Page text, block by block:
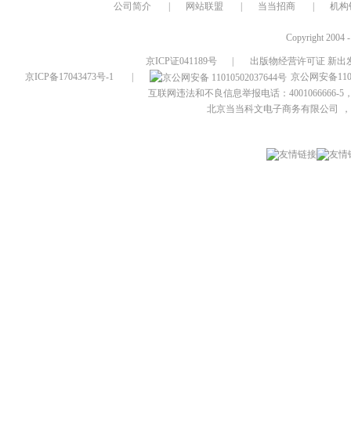
公司简介 网站联盟 当当招商 机构
Copyright 2004
京ICP证041189号
出版物经营许可证 新出
京ICP备17043473号-1
京公网安备
互联网违法和不良信息举报电话：4001066666-5
北京当当科文电子商务有限公司